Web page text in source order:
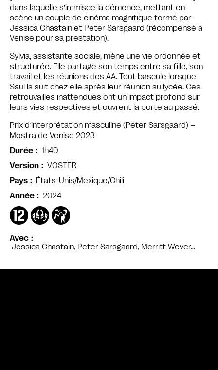
Avec
Jessica Chastain, Peter Sarsgaard, Merritt Wever…
dans laquelle s’immisce la démence, mettant en
scène un couple de cinéma magnifique formé par
Jessica Chastain et Peter Sarsgaard (récompensé à
Venise pour sa prestation).
Sylvia, assistante sociale, mène une vie ordonnée et
structurée. Elle partage son temps entre sa fille, son
travail et les réunions des AA. Tout bascule lorsque
Saul la suit chez elle après leur réunion au lycée. Ces
retrouvailles inattendues ont un impact profond sur
leurs vies respectives et ouvrent la porte au passé.
Prix d’interprétation masculine (Peter Sarsgaard) –
Mostra de Venise 2023
Durée
1h40
Version
VOSTFR
Pays
États-Unis/Mexique/Chili
Année
2024